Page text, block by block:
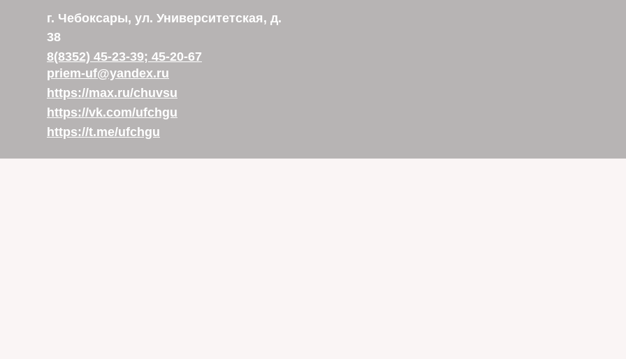
г. Чебоксары, ул. Университетская, д.
38
https://max.ru/chuvsu
https://t.me/ufchgu
https://vk.com/ufchgu
8(8352) 45-23-39; 45-20-67
priem-uf@yandex.ru